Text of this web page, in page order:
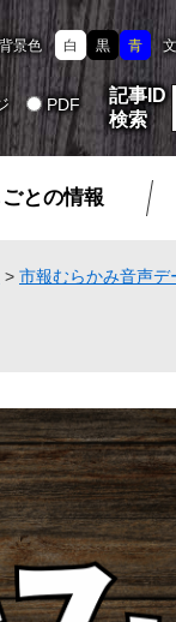
背景色 白 黒 青
PDF
記事ID
検索
ごとの情報
> 市報むらかみ音声デ